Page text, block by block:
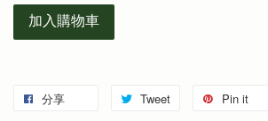
加入購物車
分享 Tweet Pin it